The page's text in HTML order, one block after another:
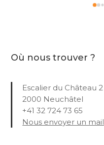
Où nous trouver ?
Escalier du Château 2
2000 Neuchâtel
+41 32 724 73 65
Nous envoyer un mail